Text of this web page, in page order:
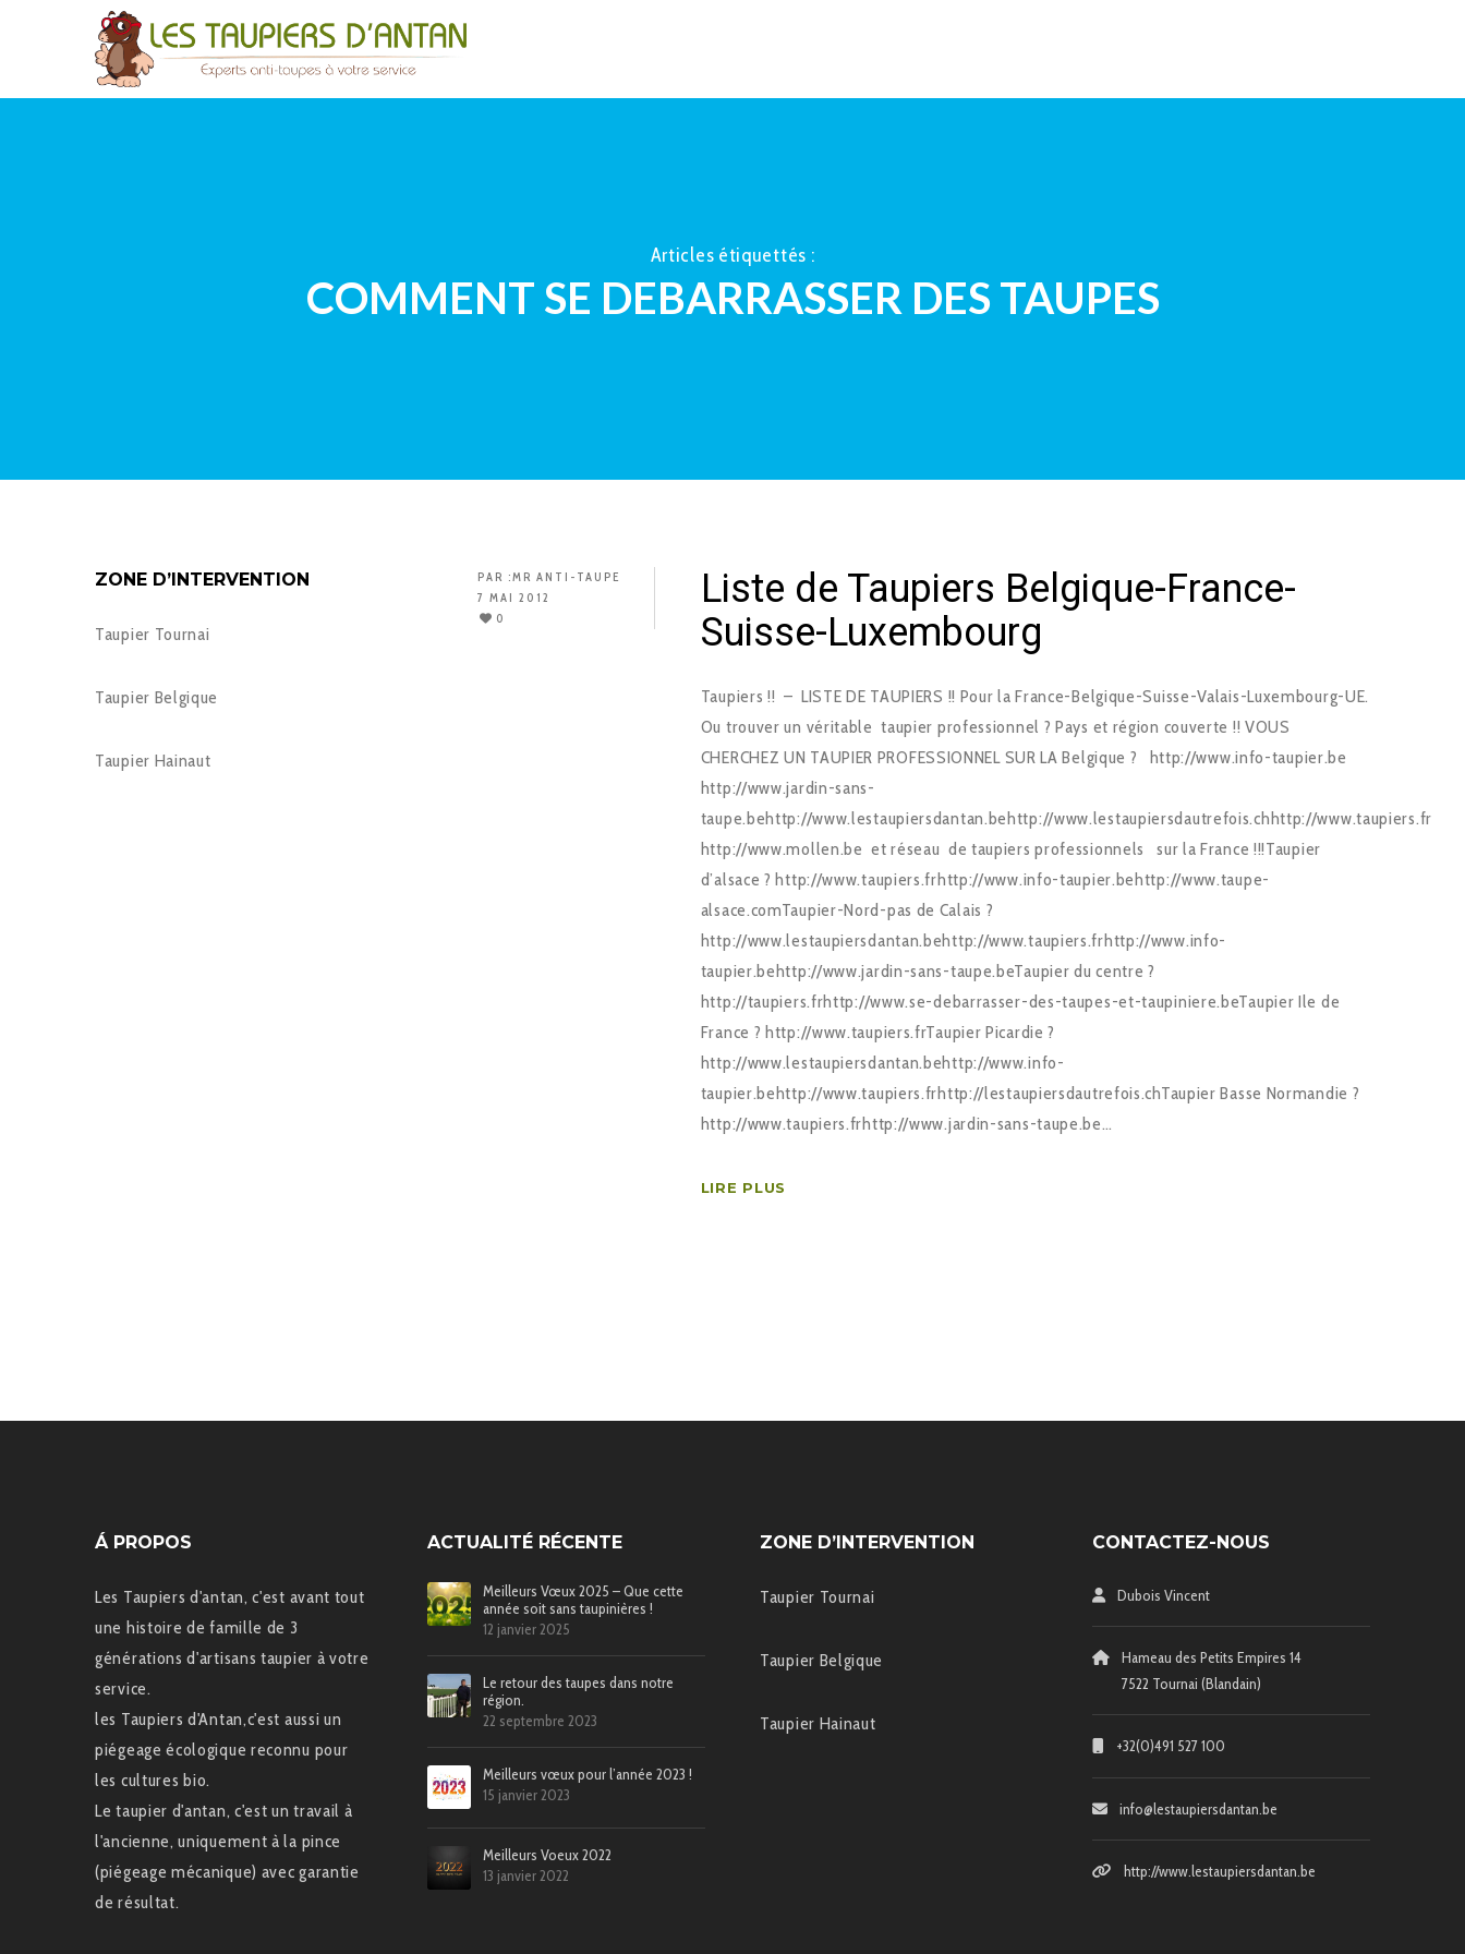
Articles étiquettés :
COMMENT SE DEBARRASSER DES TAUPES
PAR :MR ANTI-TAUPE
7 MAI 2012
0
Liste de Taupiers Belgique-France-
Suisse-Luxembourg
Taupiers !! – LISTE DE TAUPIERS !! Pour la France-Belgique-Suisse-Valais-Luxembourg-UE.
Ou trouver un véritable taupier professionnel ? Pays et région couverte !! VOUS
CHERCHEZ UN TAUPIER PROFESSIONNEL SUR LA Belgique ? http://www.info-taupier.be
http://www.jardin-sans-
taupe.behttp://www.lestaupiersdantan.behttp://www.lestaupiersdautrefois.chhttp://www.taupiers.fr
http://www.mollen.be et réseau de taupiers professionnels sur la France !!!Taupier
d’alsace ? http://www.taupiers.frhttp://www.info-taupier.behttp://www.taupe-
alsace.comTaupier-Nord-pas de Calais ?
http://www.lestaupiersdantan.behttp://www.taupiers.frhttp://www.info-
taupier.behttp://www.jardin-sans-taupe.beTaupier du centre ?
http://taupiers.frhttp://www.se-debarrasser-des-taupes-et-taupiniere.beTaupier Ile de
France ? http://www.taupiers.frTaupier Picardie ?
http://www.lestaupiersdantan.behttp://www.info-
taupier.behttp://www.taupiers.frhttp://lestaupiersdautrefois.chTaupier Basse Normandie ?
http://www.taupiers.frhttp://www.jardin-sans-taupe.be…
LIRE PLUS
ZONE D’INTERVENTION
Taupier Tournai
Taupier Belgique
Taupier Hainaut
Á PROPOS
Les Taupiers d'antan, c'est avant tout
une histoire de famille de 3
générations d'artisans taupier à votre
service.
les Taupiers d'Antan,c'est aussi un
piégeage écologique reconnu pour
les cultures bio.
Le taupier d'antan, c'est un travail à
l'ancienne, uniquement à la pince
(piégeage mécanique) avec garantie
de résultat.
ACTUALITÉ RÉCENTE
Meilleurs Vœux 2025 – Que cette
année soit sans taupinières !
12 janvier 2025
Le retour des taupes dans notre
région.
22 septembre 2023
Meilleurs vœux pour l’année 2023 !
15 janvier 2023
Meilleurs Voeux 2022
13 janvier 2022
ZONE D’INTERVENTION
Taupier Tournai
Taupier Belgique
Taupier Hainaut
CONTACTEZ-NOUS
Dubois Vincent
Hameau des Petits Empires 14
7522 Tournai (Blandain)
+32(0)491 527 100
info@lestaupiersdantan.be
http://www.lestaupiersdantan.be